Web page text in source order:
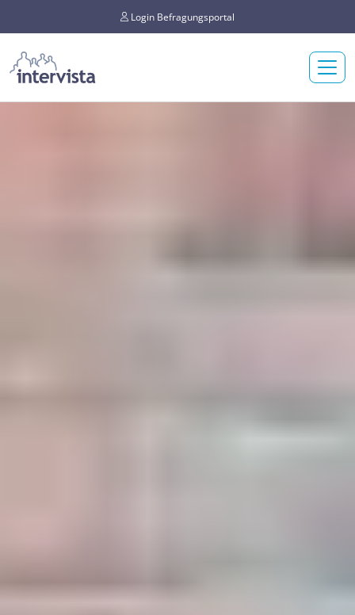
Login Befragungsportal